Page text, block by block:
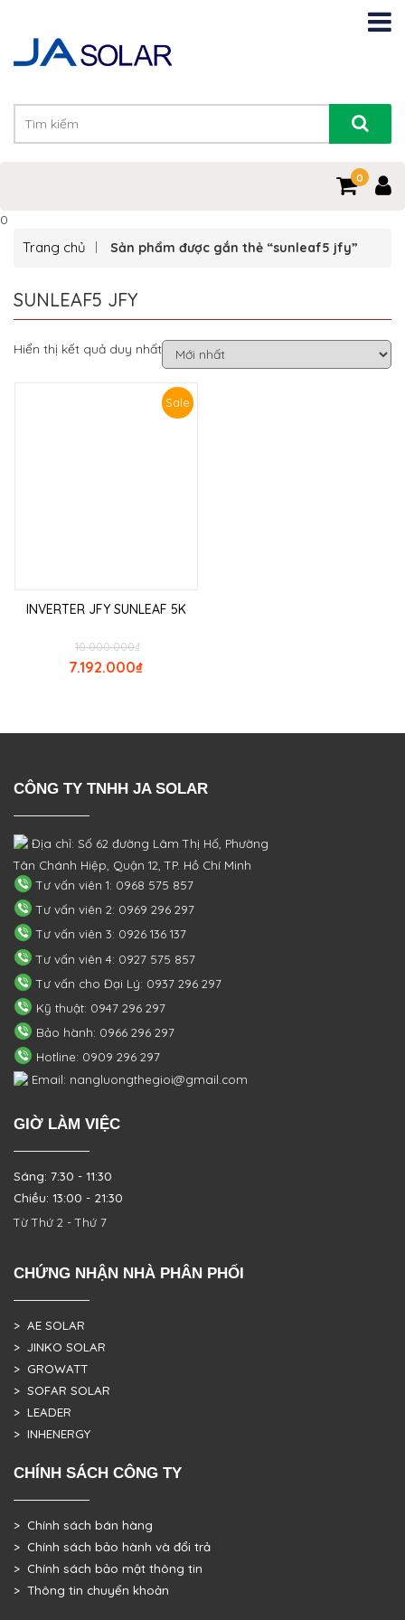
0
0
Trang chủ Sản phẩm được gắn thẻ “sunleaf5 jfy”
SUNLEAF5 JFY
Hiển thị kết quả duy nhất
Sale
INVERTER JFY SUNLEAF 5K
₫
10.000.000
₫
7.192.000
CÔNG TY TNHH JA SOLAR
Địa chỉ: Số 62 đường Lâm Thị Hố, Phường
Tân Chánh Hiệp, Quận 12, TP. Hồ Chí Minh
Tư vấn viên 1: 0968 575 857
Tư vấn viên 2: 0969 296 297
Tư vấn viên 3: 0926 136 137
Tư vấn viên 4: 0927 575 857
Tư vấn cho Đại Lý: 0937 296 297
Kỹ thuật: 0947 296 297
Bảo hành: 0966 296 297
Hotline: 0909 296 297
Email: nangluongthegioi@gmail.com
GIỜ LÀM VIỆC
Sáng: 7:30 - 11:30
Chiều: 13:00 - 21:30
Từ Thứ 2 - Thứ 7
CHỨNG NHẬN NHÀ PHÂN PHỐI
> AE SOLAR
> JINKO SOLAR
> GROWATT
> SOFAR SOLAR
> LEADER
> INHENERGY
CHÍNH SÁCH CÔNG TY
> Chính sách bán hàng
> Chính sách bảo hành và đổi trả
> Chính sách bảo mật thông tin
> Thông tin chuyển khoản